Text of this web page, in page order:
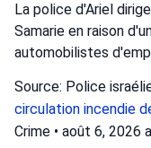
La police d'Ariel
Samarie en raison
automobilistes
Source: Police
circulation incendie
Crime • août 6, 2026